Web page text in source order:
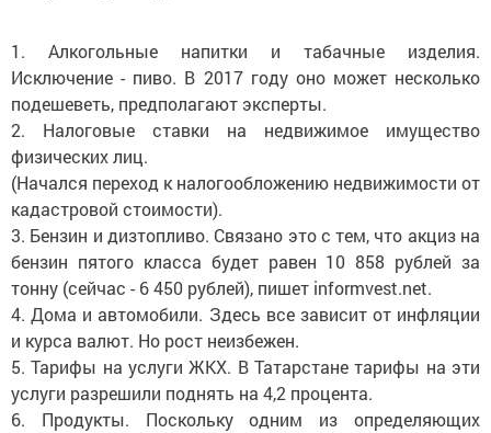
1. Алкогольные напитки и табачные изделия.
Исключение - пиво. В 2017 году оно может несколько
подешеветь, предполагают эксперты.
2. Налоговые ставки на недвижимое имущество
физических лиц.
(Начался переход к налогообложению недвижимости от
кадастровой стоимости).
3. Бензин и дизтопливо. Связано это с тем, что акциз на
бензин пятого класса будет равен 10 858 рублей за
тонну (сейчас - 6 450 рублей), пишет informvest.net.
4. Дома и автомобили. Здесь все зависит от инфляции
и курса валют. Но рост неизбежен.
5. Тарифы на услуги ЖКХ. В Татарстане тарифы на эти
услуги разрешили поднять на 4,2 процента.
6. Продукты. Поскольку одним из определяющих